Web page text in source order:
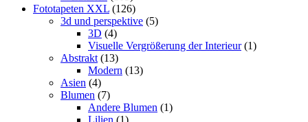
Fototapeten XXL (126)
3d und perspektive (5)
3D (4)
Visuelle Vergrößerung der Interieur (1)
Abstrakt (13)
Modern (13)
Asien (4)
Blumen (7)
Andere Blumen (1)